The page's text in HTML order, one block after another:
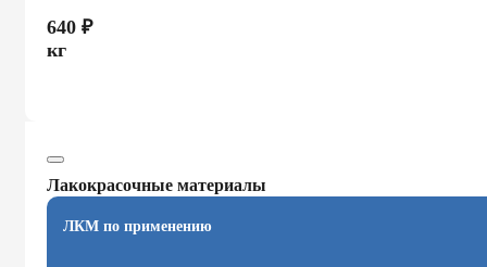
640 ₽
кг
Лакокрасочные материалы
ЛКМ по применению